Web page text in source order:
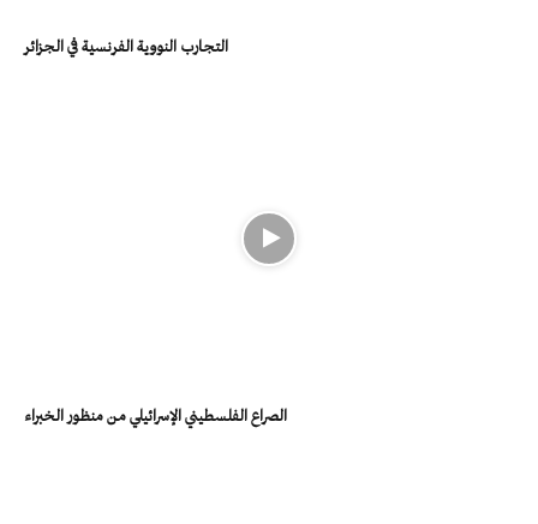
التجارب النووية الفرنسية في الجزائر
الصراع الفلسطيني الإسرائيلي من منظور الخبراء